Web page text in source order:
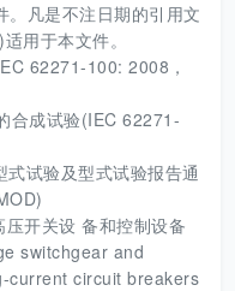
。凡是不注日期的引用文
用于本文件。
62271-100: 2008，
合成试验(IEC 62271-
试验及型式试验报告通
开关设 备和控制设备
switchgear and
current circuit breakers